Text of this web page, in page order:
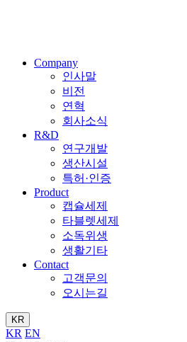
Company
인사말
비전
연혁
회사소식
R&D
연구개발
생산시설
특허·인증
Product
캡슐세제
타블렛세제
소독위생
생활기타
Contact
고객문의
오시는길
KR
KR EN